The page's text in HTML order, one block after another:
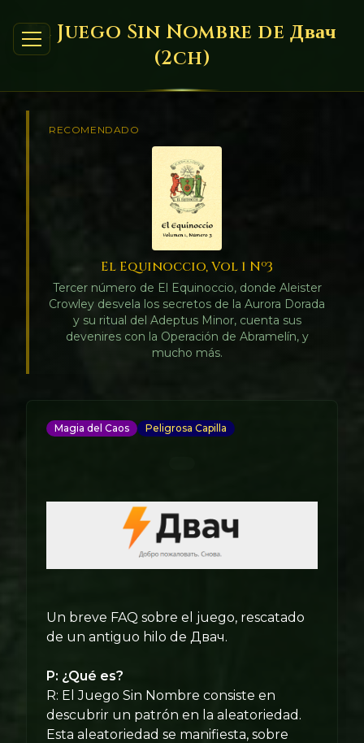
El Juego Sin Nombre de Двач
(2ch)
RECOMENDADO
El Equinoccio, Vol 1 Nº3
Tercer número de El Equinoccio, donde Aleister
Crowley desvela los secretos de la Aurora Dorada
y su ritual del Adeptus Minor, cuenta sus
devenires con la Operación de Abramelín, y
mucho más.
Magia del Caos Peligrosa Capilla
Un breve FAQ sobre el juego, rescatado
de un antiguo hilo de Двач.
P: ¿Qué es?
R: El Juego Sin Nombre consiste en
descubrir un patrón en la aleatoriedad.
Esta aleatoriedad se manifiesta, sobre